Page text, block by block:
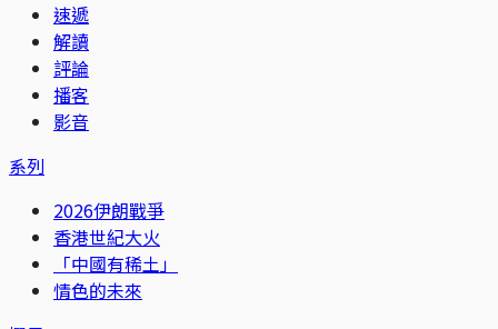
速遞
解讀
評論
播客
影音
系列
2026伊朗戰爭
香港世紀大火
「中國有稀土」
情色的未來